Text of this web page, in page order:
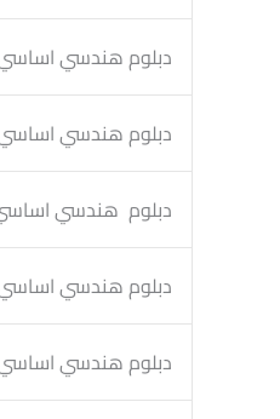
دبلوم هندسي
دبلوم هندسي اساسي
دبلوم هندسي
دبلوم هندسي اساسي
دبلوم هندسي اساسي